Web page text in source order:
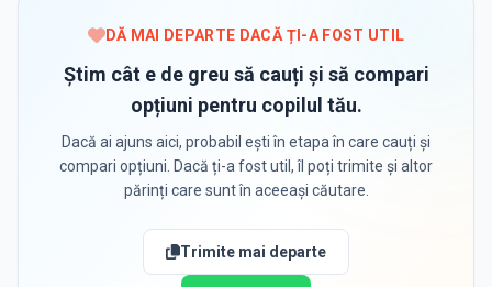
DĂ MAI DEPARTE DACĂ ȚI-A FOST UTIL
Știm cât e de greu să cauți și să compari
opțiuni pentru copilul tău.
Dacă ai ajuns aici, probabil ești în etapa în care cauți și
compari opțiuni. Dacă ți-a fost util, îl poți trimite și altor
părinți care sunt în aceeași căutare.
Trimite mai departe